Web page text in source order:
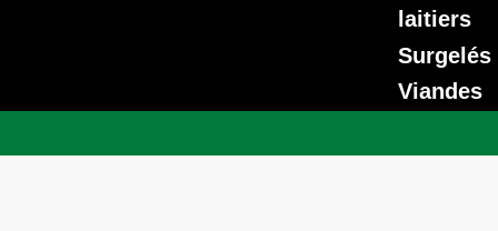
laitiers
Surgelés
Viandes